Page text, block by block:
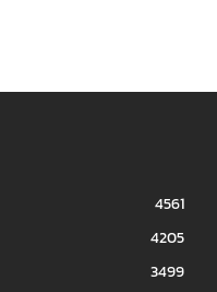
4561
4205
3499